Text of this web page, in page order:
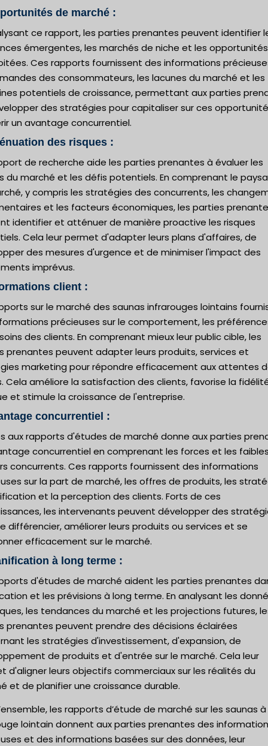
de marché :
ce rapport, les parties prenantes peuvent identifier
émergentes, les marchés de niche et les opportunités
Ces rapports fournissent des informations
des consommateurs, les lacunes du marché et les
potentiels de croissance, permettant aux parties
des stratégies pour capitaliser sur ces
un avantage concurrentiel.
des risques :
de recherche aide les parties prenantes à évaluer les
du marché et les défis potentiels. En comprenant le
y compris les stratégies des concurrents, les
et les facteurs économiques, les parties
identifier et atténuer de manière proactive les risques
Cela leur permet d'adapter leurs plans d'affaires, de
des mesures d'urgence et de minimiser l'impact des
imprévus.
client :
sur le marché des saunas infrarouges lointains
précieuses sur le comportement, les
des clients. En comprenant mieux leur public cible, les
prenantes peuvent adapter leurs produits, services et
marketing pour répondre efficacement aux attentes
Cela améliore la satisfaction des clients, favorise la
et stimule la croissance de l'entreprise.
concurrentiel :
aux rapports d'études de marché donne aux parties
concurrentiel en comprenant les forces et les
concurrents. Ces rapports fournissent des informations
sur la part de marché, les offres de produits, les
et la perception des clients. Forts de ces
les intervenants peuvent développer des
différencier, améliorer leurs produits ou services et se
efficacement sur le marché.
à long terme :
d'études de marché aident les parties prenantes
et les prévisions à long terme. En analysant les
les tendances du marché et les projections futures,
prenantes peuvent prendre des décisions éclairées
les stratégies d'investissement, d'expansion, de
de produits et d'entrée sur le marché. Cela leur
d'aligner leurs objectifs commerciaux sur les réalités du
et de planifier une croissance durable.
les rapports d’étude de marché sur les saunas à
lointain donnent aux parties prenantes des
et des informations basées sur des données, leur